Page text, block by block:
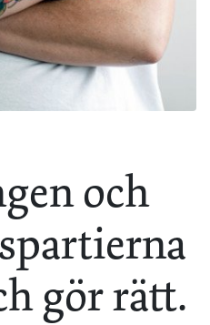
och
gör rätt.